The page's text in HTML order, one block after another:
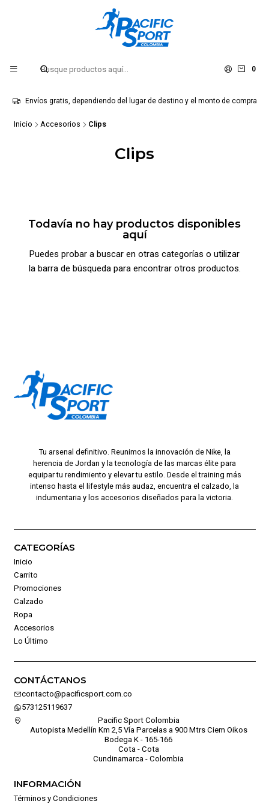
0
Envíos gratis, dependiendo del lugar de destino y el monto de compra
Inicio Accesorios Clips
Clips
Todavía no hay productos disponibles
aquí
Puedes probar a buscar en otras categorías o utilizar
la barra de búsqueda para encontrar otros productos.
Tu arsenal definitivo. Reunimos la innovación de Nike, la
herencia de Jordan y la tecnología de las marcas élite para
equipar tu rendimiento y elevar tu estilo. Desde el training más
intenso hasta el lifestyle más audaz, encuentra el calzado, la
indumentaria y los accesorios diseñados para la victoria.
CATEGORÍAS
Inicio
Carrito
Promociones
Calzado
Ropa
Accesorios
Lo Último
CONTÁCTANOS
contacto@pacificsport.com.co
573125119637
Pacific Sport Colombia
Autopista Medellín Km 2,5 Vía Parcelas a 900 Mtrs Ciem Oikos
Bodega K - 165-166
Cota - Cota
Cundinamarca - Colombia
INFORMACIÓN
Términos y Condiciones